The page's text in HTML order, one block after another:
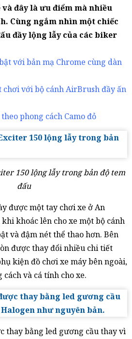
đây là ưu điểm mà nhiều
Cùng ngắm nhìn một chiếc
đầy lộng lẫy của các biker
với bản mạ Chrome cùng dàn
chơi với bộ cánh AirBrush đầy ấn
phong cách Camo đỏ
150 lộng lẫy trong bản độ tem
đấu
được một tay chơi xe ở An
khoác lên cho xe một bộ cánh
và đậm nét thể thao hơn. Bên
được thay đổi nhiều chi tiết
kiện đồ chơi xe máy bên ngoài,
và cá tính cho xe.
thay bằng led gương cầu thay vì